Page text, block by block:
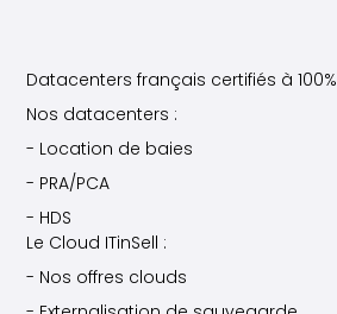
Datacenters français certifiés à 100%
Nos datacenters :
- Location de baies
- PRA/PCA
- HDS
Le Cloud ITinSell :
- Nos offres clouds